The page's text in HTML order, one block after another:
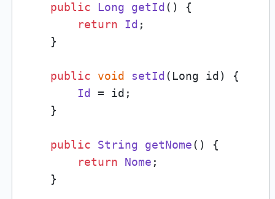
public
Long getId ( ) {
return
Id ;
    }
public void setId (Long id ) {
Id
= id;
    }
public String getNome( ) {
return
Nome ;
    }